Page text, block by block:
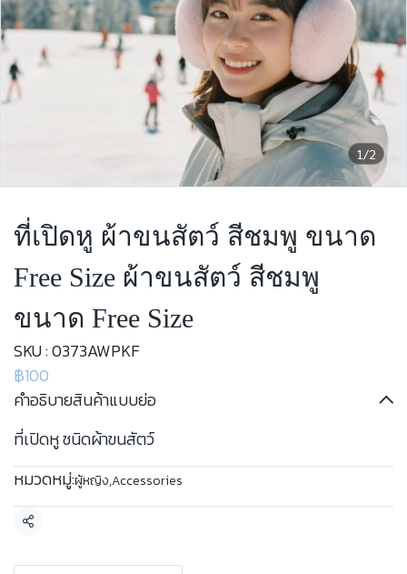
1/2
ที่เปิดหู ผ้าขนสัตว์ สีชมพู ขนาด
Free Size ผ้าขนสัตว์ สีชมพู
ขนาด Free Size
SKU : 0373AWPKF
฿100
คำอธิบายสินค้าแบบย่อ
ที่เปิดหู ชนิดผ้าขนสัตว์
หมวดหมู่:ผู้หญิง,Accessories
แชร์